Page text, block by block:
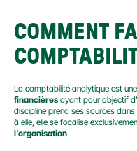
COMMENT
La comptabilité analytique est une
financières ayant pour objectif
discipline prend ses sources dans
à elle, elle se focalise
l’organisation.